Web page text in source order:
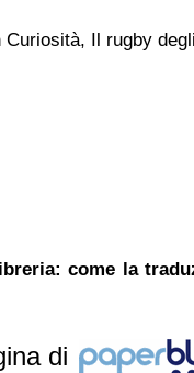
Il rugby
come la
di